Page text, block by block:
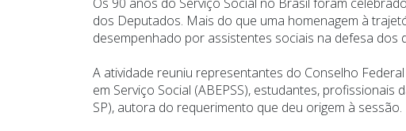
dos Deputados. Mais do que uma homenagem à
desempenhado por assistentes sociais na defesa dos
A atividade reuniu representantes do Conselho
em Serviço Social (ABEPSS), estudantes,
SP), autora do requerimento que deu origem à sessão.